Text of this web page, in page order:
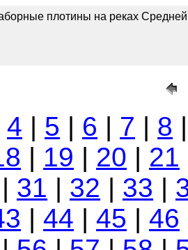
плотины на реках
4 | 5 | 6 | 7 | 8
| 19 | 20 | 21
| 31 | 32 | 33 |
| 44 | 45 | 46